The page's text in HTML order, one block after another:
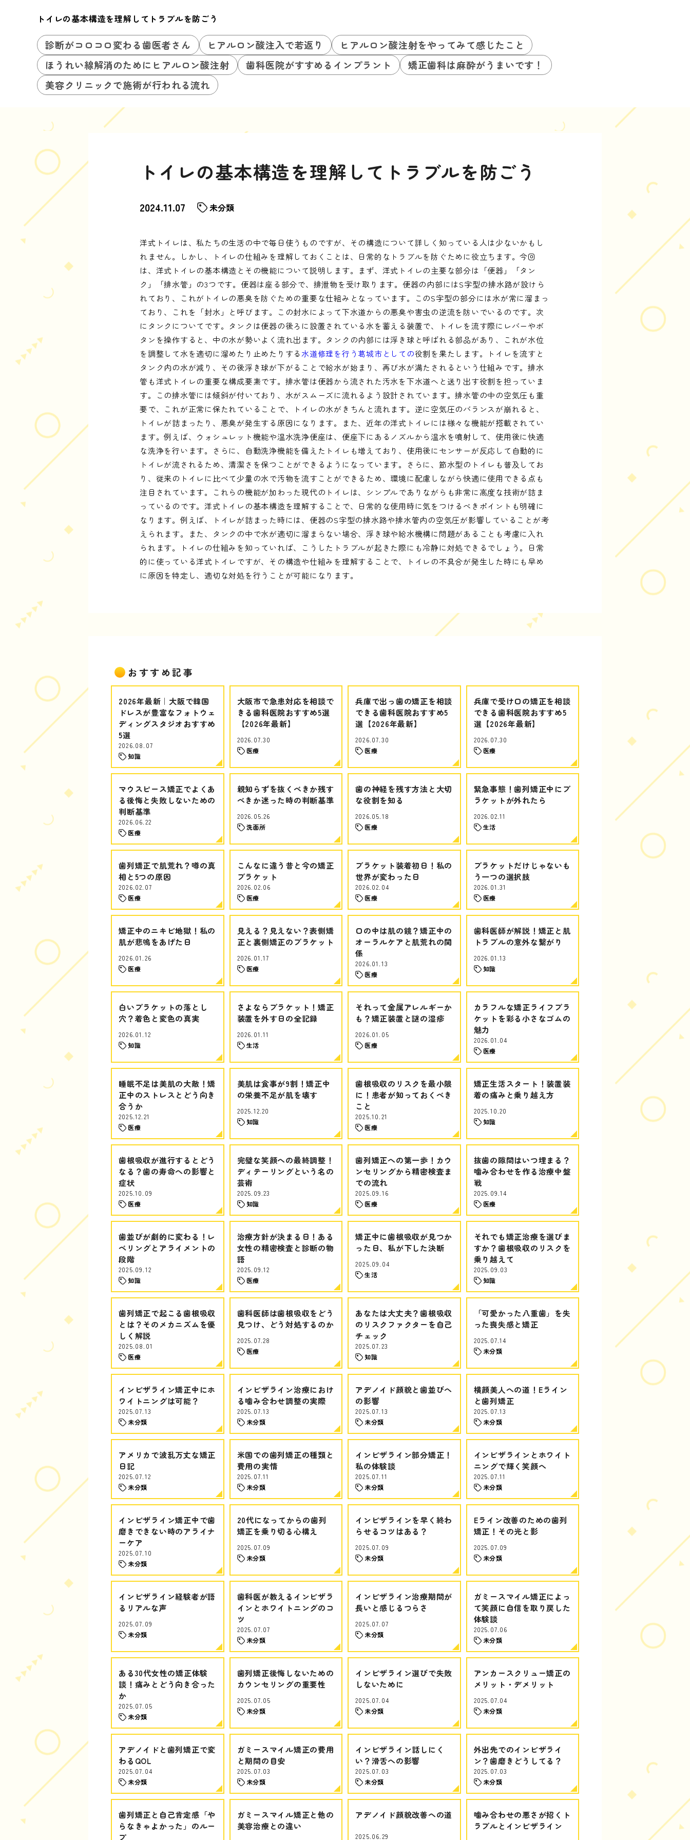
トイレの基本構造を理解してトラブルを防ごう
診断がコロコロ変わる歯医者さん ヒアルロン酸注入で若返り
ヒアルロン酸注射をやってみて感じたこと
ほうれい線解消のためにヒアルロン酸注射
歯科医院がすすめるインプラント
矯正歯科は麻酔がうまいです！
美容クリニックで施術が行われる流れ
トイレの基本構造を理解してトラブルを防ごう
2024.11.07 未分類
洋式トイレは、私たちの生活の中で毎日使うものですが、その構造について詳しく知っている人は少ないかもし
れません。しかし、トイレの仕組みを理解しておくことは、日常的なトラブルを防ぐために役立ちます。今回
は、洋式トイレの基本構造とその機能について説明します。まず、洋式トイレの主要な部分は「便器」「タン
ク」「排水管」の3つです。便器は座る部分で、排泄物を受け取ります。便器の内部にはS字型の排水路が設けら
れており、これがトイレの悪臭を防ぐための重要な仕組みとなっています。このS字型の部分には水が常に溜まっ
ており、これを「封水」と呼びます。この封水によって下水道からの悪臭や害虫の逆流を防いでいるのです。次
にタンクについてです。タンクは便器の後ろに設置されている水を蓄える装置で、トイレを流す際にレバーやボ
タンを操作すると、中の水が勢いよく流れ出ます。タンクの内部には浮き球と呼ばれる部品があり、これが水位
を調整して水を適切に溜めたり止めたりする水道修理を行う葛城市としての役割を果たします。トイレを流すと
タンク内の水が減り、その後浮き球が下がることで給水が始まり、再び水が満たされるという仕組みです。排水
管も洋式トイレの重要な構成要素です。排水管は便器から流された汚水を下水道へと送り出す役割を担っていま
す。この排水管には傾斜が付いており、水がスムーズに流れるよう設計されています。排水管の中の空気圧も重
要で、これが正常に保たれていることで、トイレの水がきちんと流れます。逆に空気圧のバランスが崩れると、
トイレが詰まったり、悪臭が発生する原因になります。また、近年の洋式トイレには様々な機能が搭載されてい
ます。例えば、ウォシュレット機能や温水洗浄便座は、便座下にあるノズルから温水を噴射して、使用後に快適
な洗浄を行います。さらに、自動洗浄機能を備えたトイレも増えており、使用後にセンサーが反応して自動的に
トイレが流されるため、清潔さを保つことができるようになっています。さらに、節水型のトイレも普及してお
り、従来のトイレに比べて少量の水で汚物を流すことができるため、環境に配慮しながら快適に使用できる点も
注目されています。これらの機能が加わった現代のトイレは、シンプルでありながらも非常に高度な技術が詰ま
っているのです。洋式トイレの基本構造を理解することで、日常的な使用時に気をつけるべきポイントも明確に
なります。例えば、トイレが詰まった時には、便器のS字型の排水路や排水管内の空気圧が影響していることが考
えられます。また、タンクの中で水が適切に溜まらない場合、浮き球や給水機構に問題があることも考慮に入れ
られます。トイレの仕組みを知っていれば、こうしたトラブルが起きた際にも冷静に対処できるでしょう。日常
的に使っている洋式トイレですが、その構造や仕組みを理解することで、トイレの不具合が発生した時にも早め
に原因を特定し、適切な対処を行うことが可能になります。
おすすめ記事
2026年最新｜大阪で韓国
ドレスが豊富なフォトウェ
ディングスタジオおすすめ
5選
2026.08.07
知識
大阪市で急患対応を相談で
きる歯科医院おすすめ5選
【2026年最新】
2026.07.30
医療
兵庫で出っ歯の矯正を相談
できる歯科医院おすすめ5
選【2026年最新】
2026.07.30
医療
兵庫で受け口の矯正を相談
できる歯科医院おすすめ5
選【2026年最新】
2026.07.30
医療
マウスピース矯正でよくあ
る後悔と失敗しないための
判断基準
2026.06.22
医療
親知らずを抜くべきか残す
べきか迷った時の判断基準
2026.05.26
洗面所
歯の神経を残す方法と大切
な役割を知る
2026.05.18
医療
緊急事態！歯列矯正中にブ
ラケットが外れたら
2026.02.11
生活
歯列矯正で肌荒れ？噂の真
相と5つの原因
2026.02.07
医療
こんなに違う昔と今の矯正
ブラケット
2026.02.06
医療
ブラケット装着初日！私の
世界が変わった日
2026.02.04
医療
ブラケットだけじゃないも
う一つの選択肢
2026.01.31
医療
矯正中のニキビ地獄！私の
肌が悲鳴をあげた日
2026.01.26
医療
見える？見えない？表側矯
正と裏側矯正のブラケット
2026.01.17
医療
口の中は肌の鏡？矯正中の
オーラルケアと肌荒れの関
係
2026.01.13
医療
歯科医師が解説！矯正と肌
トラブルの意外な繋がり
2026.01.13
知識
白いブラケットの落とし
穴？着色と変色の真実
2026.01.12
知識
さよならブラケット！矯正
装置を外す日の全記録
2026.01.11
生活
それって金属アレルギーか
も？矯正装置と謎の湿疹
2026.01.05
医療
カラフルな矯正ライフブラ
ケットを彩る小さなゴムの
魅力
2026.01.04
医療
睡眠不足は美肌の大敵！矯
正中のストレスとどう向き
合うか
2025.12.21
医療
美肌は食事が9割！矯正中
の栄養不足が肌を壊す
2025.12.20
知識
歯根吸収のリスクを最小限
に！患者が知っておくべき
こと
2025.10.21
医療
矯正生活スタート！装置装
着の痛みと乗り越え方
2025.10.20
知識
歯根吸収が進行するとどう
なる？歯の寿命への影響と
症状
2025.10.09
医療
完璧な笑顔への最終調整！
ディテーリングという名の
芸術
2025.09.23
知識
歯列矯正への第一歩！カウ
ンセリングから精密検査ま
での流れ
2025.09.16
医療
抜歯の隙間はいつ埋まる？
噛み合わせを作る治療中盤
戦
2025.09.14
医療
歯並びが劇的に変わる！レ
ベリングとアライメントの
段階
2025.09.12
知識
治療方針が決まる日！ある
女性の精密検査と診断の物
語
2025.09.12
医療
矯正中に歯根吸収が見つか
った日、私が下した決断
2025.09.04
生活
それでも矯正治療を選びま
すか？歯根吸収のリスクを
乗り越えて
2025.09.03
知識
歯列矯正で起こる歯根吸収
とは？そのメカニズムを優
しく解説
2025.08.01
医療
歯科医師は歯根吸収をどう
見つけ、どう対処するのか
2025.07.28
医療
あなたは大丈夫？歯根吸収
のリスクファクターを自己
チェック
2025.07.23
知識
「可愛かった八重歯」を失
った喪失感と矯正
2025.07.14
未分類
インビザライン矯正中にホ
ワイトニングは可能？
2025.07.13
未分類
インビザライン治療におけ
る噛み合わせ調整の実際
2025.07.13
未分類
アデノイド顔貌と歯並びへ
の影響
2025.07.13
未分類
横顔美人への道！Eライン
と歯列矯正
2025.07.13
未分類
アメリカで波乱万丈な矯正
日記
2025.07.12
未分類
米国での歯列矯正の種類と
費用の実情
2025.07.11
未分類
インビザライン部分矯正！
私の体験談
2025.07.11
未分類
インビザラインとホワイト
ニングで輝く笑顔へ
2025.07.11
未分類
インビザライン矯正中で歯
磨きできない時のアライナ
ーケア
2025.07.10
未分類
20代になってからの歯列
矯正を乗り切る心構え
2025.07.09
未分類
インビザラインを早く終わ
らせるコツはある？
2025.07.09
未分類
Eライン改善のための歯列
矯正！その光と影
2025.07.09
未分類
インビザライン経験者が語
るリアルな声
2025.07.09
未分類
歯科医が教えるインビザラ
インとホワイトニングのコ
ツ
2025.07.07
未分類
インビザライン治療期間が
長いと感じるつらさ
2025.07.07
未分類
ガミースマイル矯正によっ
て笑顔に自信を取り戻した
体験談
2025.07.06
未分類
ある30代女性の矯正体験
談！痛みとどう向き合った
か
2025.07.05
未分類
歯列矯正後悔しないための
カウンセリングの重要性
2025.07.05
未分類
インビザライン選びで失敗
しないために
2025.07.04
未分類
アンカースクリュー矯正の
メリット・デメリット
2025.07.04
未分類
アデノイドと歯列矯正で変
わるQOL
2025.07.04
未分類
ガミースマイル矯正の費用
と期間の目安
2025.07.03
未分類
インビザライン話しにく
い？滑舌への影響
2025.07.03
未分類
外出先でのインビザライ
ン？歯磨きどうしてる？
2025.07.03
未分類
歯列矯正と自己肯定感「や
らなきゃよかった」のルー
プ
ガミースマイル矯正と他の
美容治療との違い
アデノイド顔貌改善への道
2025.06.29
噛み合わせの悪さが招くト
ラブルとインビザライン